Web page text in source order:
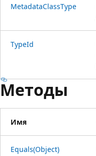
MetadataClassType
TypeId
Методы
Имя
Equals(Object)